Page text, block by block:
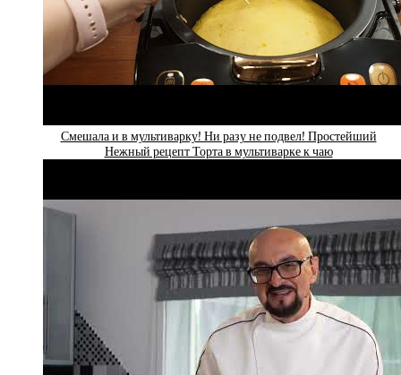
Смешала и в мультиварку! Ни разу не подвел! Простейший
Нежный рецепт Торта в мультиварке к чаю